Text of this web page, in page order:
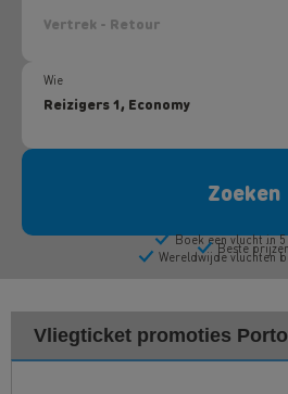
Vliegticket promoties Porto